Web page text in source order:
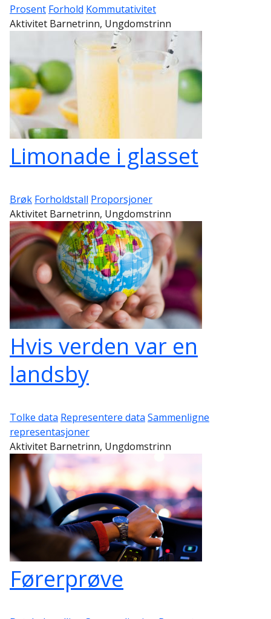
Prosent Forhold Kommutativitet
Aktivitet Barnetrinn, Ungdomstrinn
Limonade i glasset
Brøk Forholdstall Proporsjoner
Aktivitet Barnetrinn, Ungdomstrinn
Hvis verden var en
landsby
Tolke data Representere data Sammenligne
representasjoner
Aktivitet Barnetrinn, Ungdomstrinn
Førerprøve